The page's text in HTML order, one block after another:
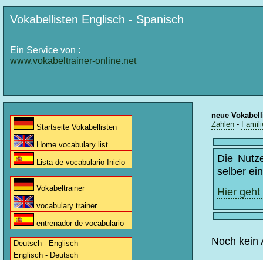
Vokabellisten Englisch - Spanisch
Ein Service von :
www.vokabeltrainer-online.net
Startseite Vokabellisten
Home vocabulary list
Lista de vocabulario Inicio
Vokabeltrainer
vocabulary trainer
entrenador de vocabulario
Deutsch - Englisch
Englisch - Deutsch
neue
Zahlen -
Die
selber
Hier
Noch kein